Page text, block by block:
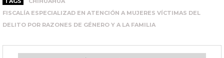
FISCALÍA ESPECIALIZAD EN ATENCIÓN A MUJERES VÍCTIMAS DEL
DELITO POR RAZONES DE GÉNERO Y A LA FAMILIA